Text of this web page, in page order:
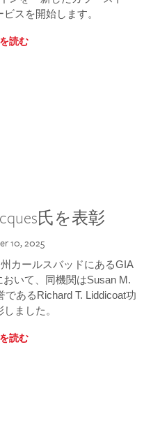
スを開始します。
読む
氏を表彰
10, 2025
カールスバッドにあるGIA
いて、同機関はSusan M.
あるRichard T. Liddicoat功
ました。
読む